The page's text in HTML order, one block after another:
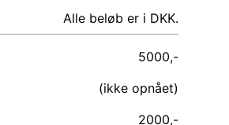
Alle beløb er i DKK.
5000,-
(ikke opnået)
2000,-